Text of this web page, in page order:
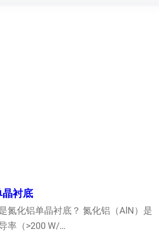
衬底
氮化铝单晶衬底？ 氮化铝（AlN）是
率（>200 W/…